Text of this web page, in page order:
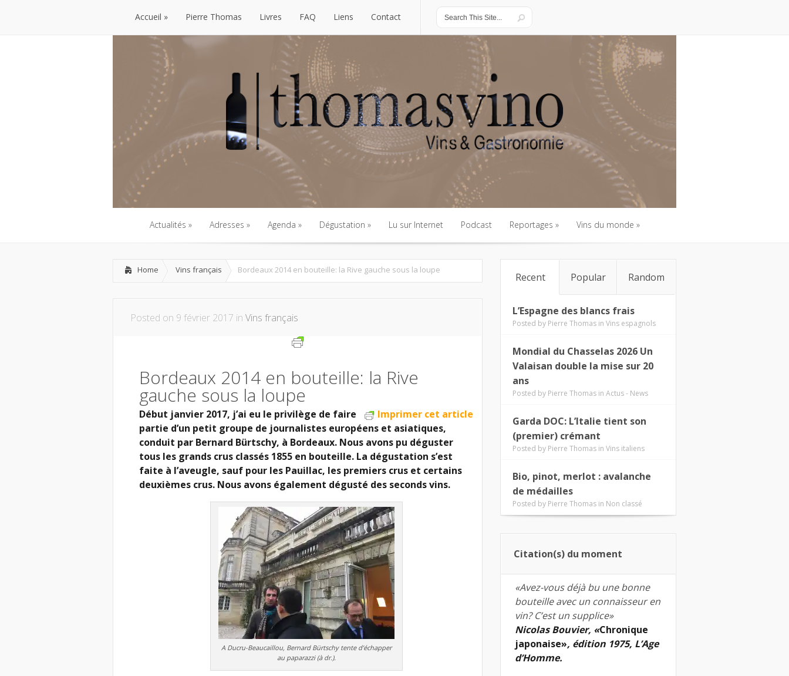
Accueil
Accueil
Pierre Thomas Livres FAQ Liens Contact
Actualités
Actualités
Adresses
Adresses
Agenda
Agenda
Dégustation
Dégustation
Lu sur Internet
Lu sur Internet
Podcast
Podcast
Reportages
Reportages
Vins du monde
Vins du monde
Home Vins français Bordeaux 2014 en bouteille: la Rive gauche sous la loupe
Posted on 9 février 2017 in Vins français
Bordeaux 2014 en bouteille: la Rive
gauche sous la loupe
Imprimer cet article
Début janvier 2017, j’ai eu le privilège de faire
partie d’un petit groupe de journalistes européens et asiatiques,
conduit par Bernard Bürtschy, à Bordeaux. Nous avons pu déguster
tous les grands crus classés 1855 en bouteille. La dégustation s’est
faite à l’aveugle, sauf pour les Pauillac, les premiers crus et certains
deuxièmes crus. Nous avons également dégusté des seconds vins.
A Ducru-Beaucaillou, Bernard Bürtschy tente d’échapper
au paparazzi (à dr.).
Recent Popular Random
L’Espagne des blancs frais
Posted by Pierre Thomas in Vins espagnols
Mondial du Chasselas 2026 Un
Valaisan double la mise sur 20
ans
Posted by Pierre Thomas in Actus - News
Garda DOC: L’Italie tient son
(premier) crémant
Posted by Pierre Thomas in Vins italiens
Bio, pinot, merlot : avalanche
de médailles
Posted by Pierre Thomas in Non classé
Citation(s) du moment
«Avez-vous déjà bu une bonne
bouteille avec un connaisseur en
vin? C’est un supplice»
Nicolas Bouvier, «Chronique
japonaise», édition 1975, L’Age
d’Homme.